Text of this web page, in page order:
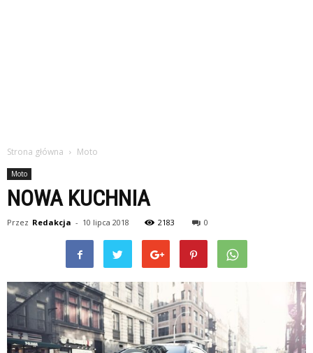
Strona główna Moto
Moto
NOWA KUCHNIA
Przez Redakcja - 10 lipca 2018 2183 0